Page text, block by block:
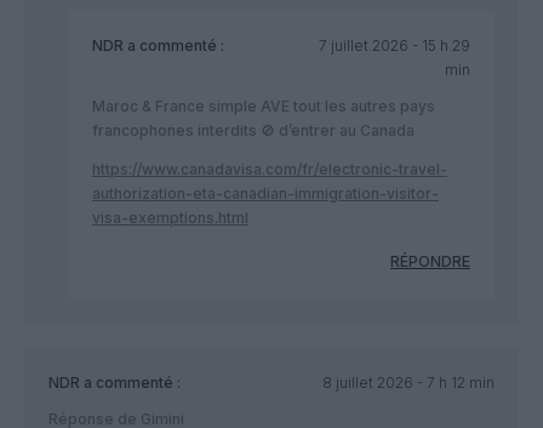
NDR a commenté :
7 juillet 2026 - 15 h 29
min
Maroc & France simple AVE tout les autres pays
francophones interdits 🚫 d’entrer au Canada
https://www.canadavisa.com/fr/electronic-travel-
authorization-eta-canadian-immigration-visitor-
visa-exemptions.html
RÉPONDRE
NDR a commenté :
8 juillet 2026 - 7 h 12 min
Réponse de Gimini